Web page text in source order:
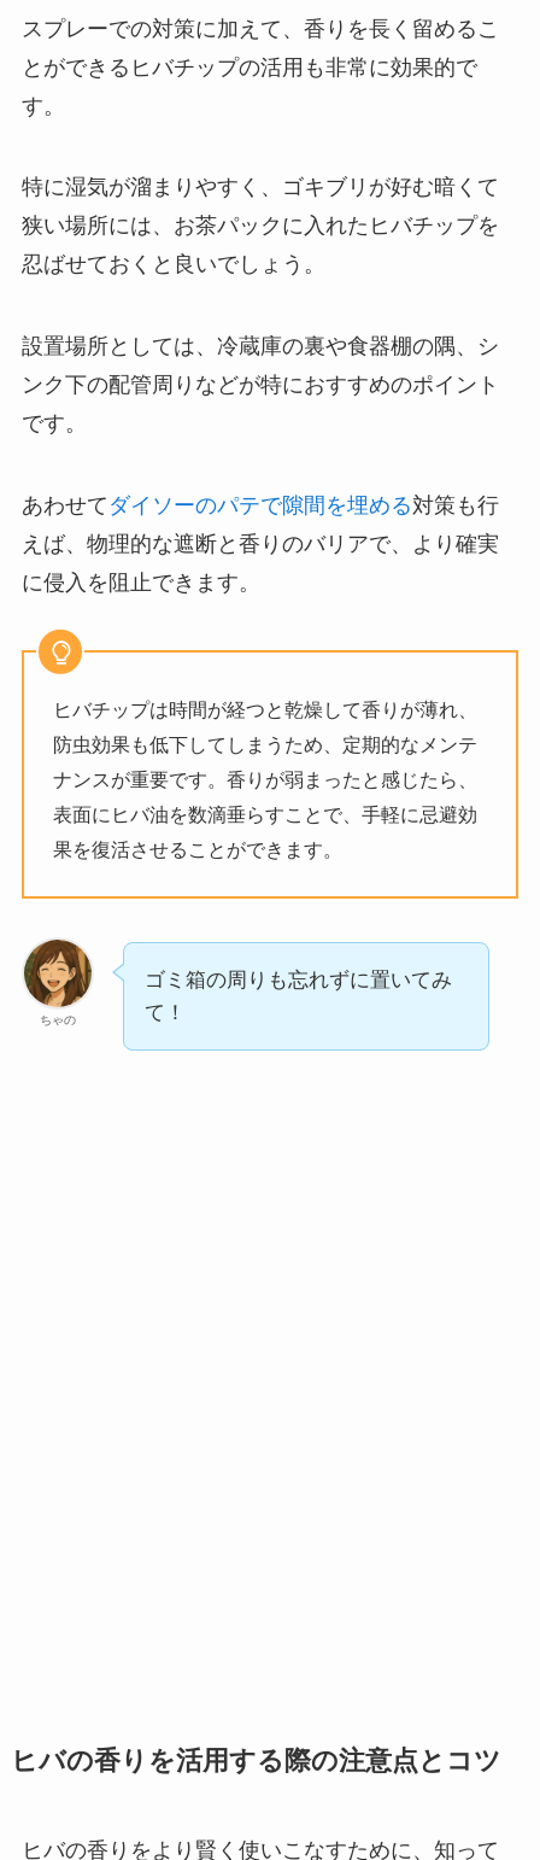
スプレーでの対策に加えて、香りを長く留めるこ
とができるヒバチップの活用も非常に効果的で
す。
特に湿気が溜まりやすく、ゴキブリが好む暗くて
狭い場所には、お茶パックに入れたヒバチップを
忍ばせておくと良いでしょう。
設置場所としては、冷蔵庫の裏や食器棚の隅、シ
ンク下の配管周りなどが特におすすめのポイント
です。
あわせて ダイソーのパテで隙間を埋める対策も行
えば、物理的な遮断と香りのバリアで、より確実
に侵入を阻止できます。
ヒバチップは時間が経つと乾燥して香りが薄れ、
防虫効果も低下してしまうため、定期的なメンテ
ナンスが重要です。香りが弱まったと感じたら、
表面にヒバ油を数滴垂らすことで、手軽に忌避効
果を復活させることができます。
ちゃの
ゴミ箱の周りも忘れずに置いてみ
て！
ヒバの香りを活用する際の注意点とコツ
ヒバの香りをより賢く使いこなすために、知って